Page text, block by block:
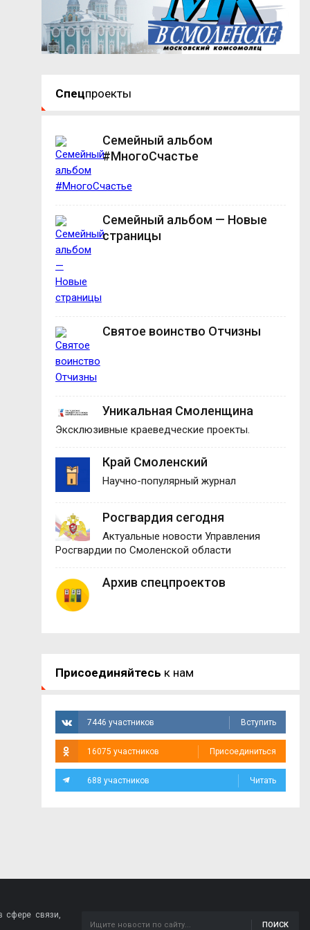
Спецпроекты
Семейный альбом
#МногоСчастье
Семейный альбом — Новые
страницы
Святое воинство Отчизны
Уникальная Смоленщина
Эксклюзивные краеведческие проекты.
Край Смоленский
Научно-популярный журнал
Росгвардия сегодня
Актуальные новости Управления
Росгвардии по Смоленской области
Архив спецпроектов
Присоединяйтесь к нам
7446 участников Вступить
16075 участников Присоединиться
688 участников Читать
сфере связи,
ПОИСК